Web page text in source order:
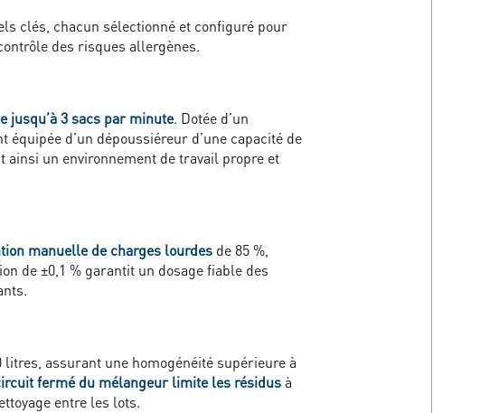
clés, chacun sélectionné et configuré pour
des risques allergènes.
jusqu’à 3 sacs par minute. Dotée d’un
d’un dépoussiéreur d’une capacité de
ainsi un environnement de travail propre et
manuelle de charges lourdes de 85 %,
de ±0,1 % garantit un dosage fiable des
assurant une homogénéité supérieure à
fermé du mélangeur limite les résidusà
entre les lots.